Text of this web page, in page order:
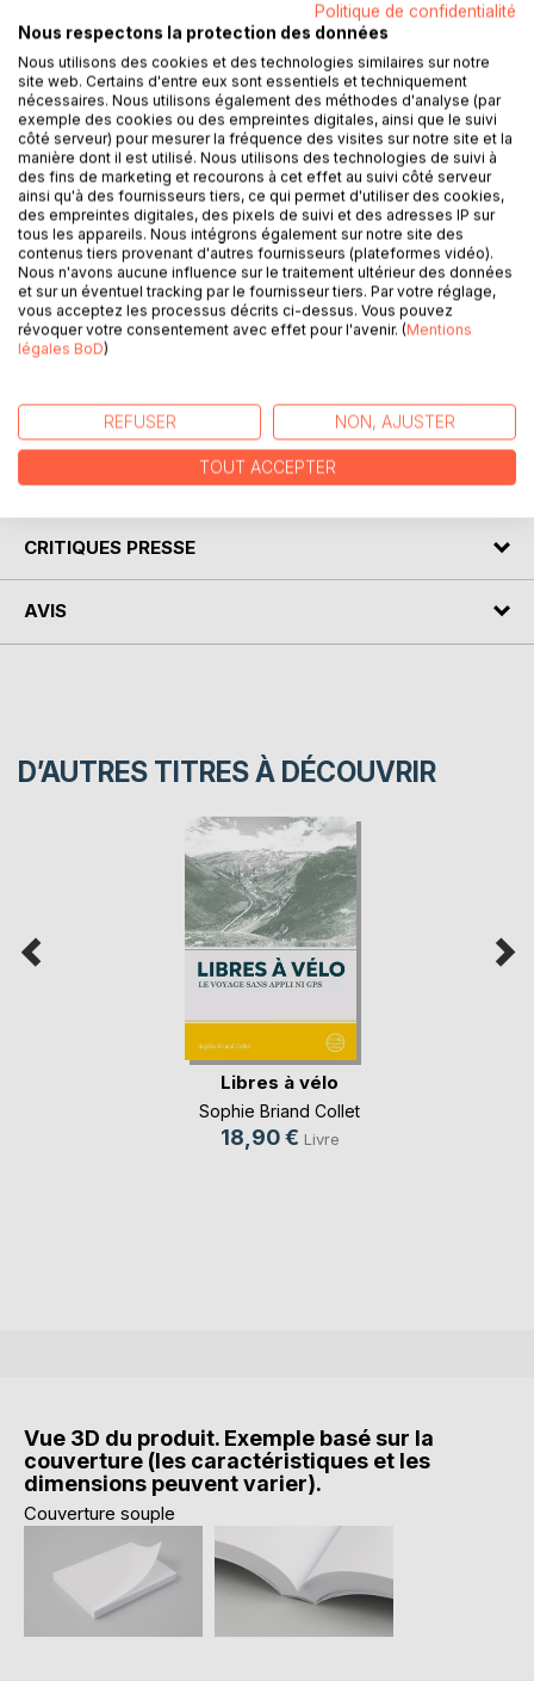
DESCRIPTION
Ecrire son histoire de vie à quatre mains est un cadeau
de la vie que vous offre Ginette et Pierre au travers
de ce livre.
Ginette et Pierre tenaient tant à se raconter et plus
particulièrement à laisser ici la plus belle preuve
d'amour qui puisse être faite à ses enfants et
ses petits enfants :
comment se construit une vie malgré les embûches,
les soucis, les peines , les joies et les bonheurs.
Merci à tous les deux pour les moments partagés,
les traits d'humour et votre très grande confiance.
Pascaline Duchemin-Pinard
AUTEUR(S)
CRITIQUES PRESSE
AVIS
D’AUTRES TITRES À DÉCOUVRIR
Libres à vélo
Sophie Briand Collet
18,90 € Livre
Vue 3D du produit. Exemple basé sur la
couverture (les caractéristiques et les
dimensions peuvent varier).
Couverture souple
Politique de confidentialité
Nous respectons la protection des données
Nous utilisons des cookies et des technologies similaires sur notre
site web. Certains d'entre eux sont essentiels et techniquement
nécessaires. Nous utilisons également des méthodes d'analyse (par
exemple des cookies ou des empreintes digitales, ainsi que le suivi
côté serveur) pour mesurer la fréquence des visites sur notre site et la
manière dont il est utilisé. Nous utilisons des technologies de suivi à
des fins de marketing et recourons à cet effet au suivi côté serveur
ainsi qu'à des fournisseurs tiers, ce qui permet d'utiliser des cookies,
des empreintes digitales, des pixels de suivi et des adresses IP sur
tous les appareils. Nous intégrons également sur notre site des
contenus tiers provenant d'autres fournisseurs (plateformes vidéo).
Nous n'avons aucune influence sur le traitement ultérieur des données
et sur un éventuel tracking par le fournisseur tiers. Par votre réglage,
vous acceptez les processus décrits ci-dessus. Vous pouvez
révoquer votre consentement avec effet pour l'avenir. (Mentions
légales BoD)
REFUSER NON, AJUSTER
TOUT ACCEPTER